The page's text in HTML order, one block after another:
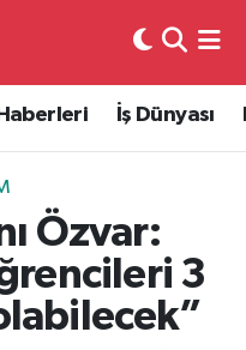
İş Dünyası
Özvar:
3
Fikstür